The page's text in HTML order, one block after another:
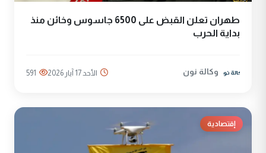
طهران تعلن القبض على 6500 جاسوس وخائن منذ
بداية الحرب
وكالة نون الأحد 17 آيار 2026 591
إقتصادية